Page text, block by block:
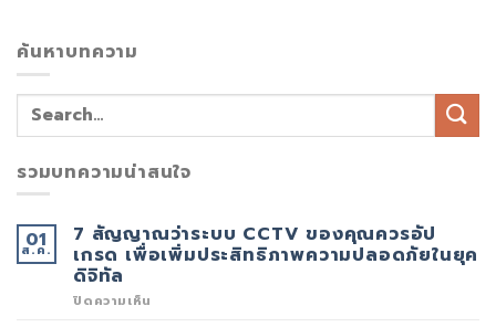
ค้นหาบทความ
รวมบทความน่าสนใจ
01
ส.ค.
7 สัญญาณว่าระบบ CCTV ของคุณควรอัป
เกรด เพื่อเพิ่มประสิทธิภาพความปลอดภัยในยุค
ดิจิทัล
ปิดความเห็น